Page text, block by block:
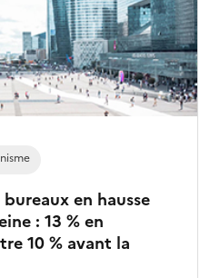
en hausse
: 13 % en
10 % avant la